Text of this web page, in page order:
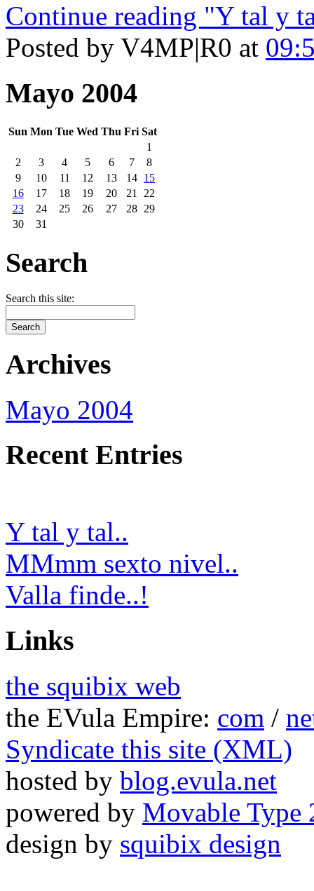
Continue reading "Y tal y
Posted by V4MP|R0 at
Mayo 2004
Sun Mon Tue Wed Thu Fri Sat
1
2
3 4 5 6 7
8
9
10 11 12 13 14
15
16
17 18 19 20 21
22
23
24 25 26 27 28
29
30
31
Search
Search this site:
Archives
Mayo 2004
Recent Entries
Y tal y tal..
MMmm sexto nivel..
Valla finde..!
Links
the squibix web
the EVula Empire: com /
Syndicate this site (XML)
hosted by blog.evula.net
powered by Movable Type
design by squibix design